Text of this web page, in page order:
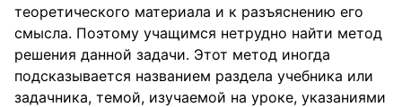
теоретического материала и к разъяснению его
смысла. Поэтому учащимся нетрудно найти метод
решения данной задачи. Этот метод иногда
подсказывается названием раздела учебника или
задачника, темой, изучаемой на уроке, указаниями